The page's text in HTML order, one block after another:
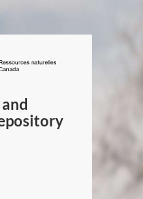
/
Canada